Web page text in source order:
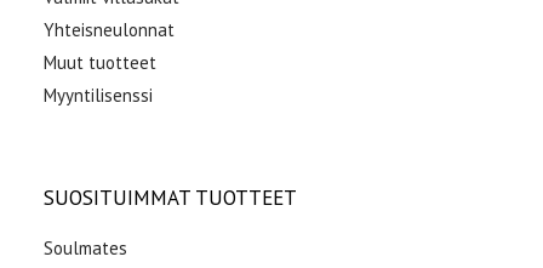
Yhteisneulonnat
Muut tuotteet
Myyntilisenssi
SUOSITUIMMAT TUOTTEET
Soulmates